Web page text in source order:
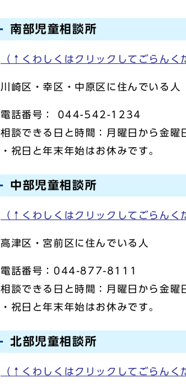
南部児童相談所
（↑くわしくはクリックしてごらんく
川崎区・幸区・中原区に住んでいる人
電話番号： 044-542-1234
相談できる日と時間：月曜日から金
・祝日と年末年始はお休みです。
中部児童相談所
（↑くわしくはクリックしてごらんく
高津区・宮前区に住んでいる人
電話番号：044-877-8111
相談できる日と時間：月曜日から金
・祝日と年末年始はお休みです。
北部児童相談所
（↑くわしくはクリックしてごらんく